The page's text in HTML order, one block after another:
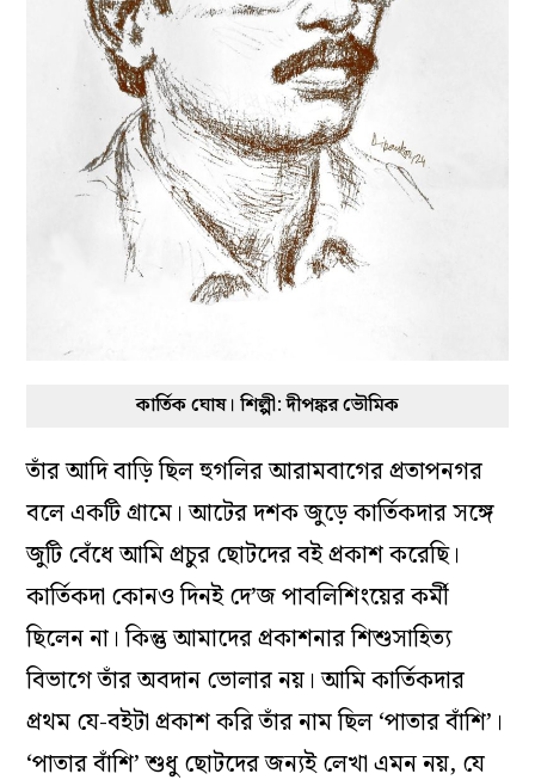
কার্তিক ঘোষ। শিল্পী: দীপঙ্কর ভৌমিক
তাঁর আদি বাড়ি ছিল হুগলির আরামবাগের প্রতাপনগর
বলে একটি গ্রামে। আটের দশক জুড়ে কার্তিকদার সঙ্গে
জুটি বেঁধে আমি প্রচুর ছোটদের বই প্রকাশ করেছি।
কার্তিকদা কোনও দিনই দে’জ পাবলিশিংয়ের কর্মী
ছিলেন না। কিন্তু আমাদের প্রকাশনার শিশুসাহিত্য
বিভাগে তাঁর অবদান ভোলার নয়। আমি কার্তিকদার
প্রথম যে-বইটা প্রকাশ করি তাঁর নাম ছিল ‘পাতার বাঁশি’।
‘পাতার বাঁশি’ শুধু ছোটদের জন্যই লেখা এমন নয়, যে